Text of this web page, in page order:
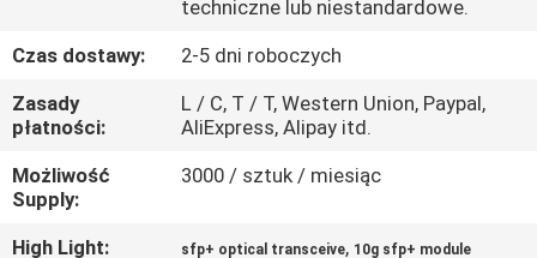
SIĘ
Z
NOWOŚCI
techniczne lub niestandardowe.
Czas dostawy:
2-5 dni roboczych
Zasady
płatności:
L / C, T / T, Western Union, Paypal,
AliExpress, Alipay itd.
Możliwość
Supply:
3000 / sztuk / miesiąc
High Light: sfp+ optical transceive, 10g sfp+ module